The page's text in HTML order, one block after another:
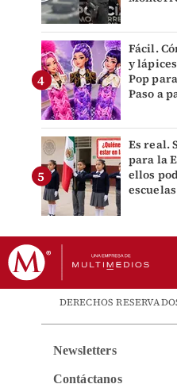
Fácil.
y
Pop
Paso a
Es real.
para la
ellos
DERECHOS
Newsletters
Contáctanos